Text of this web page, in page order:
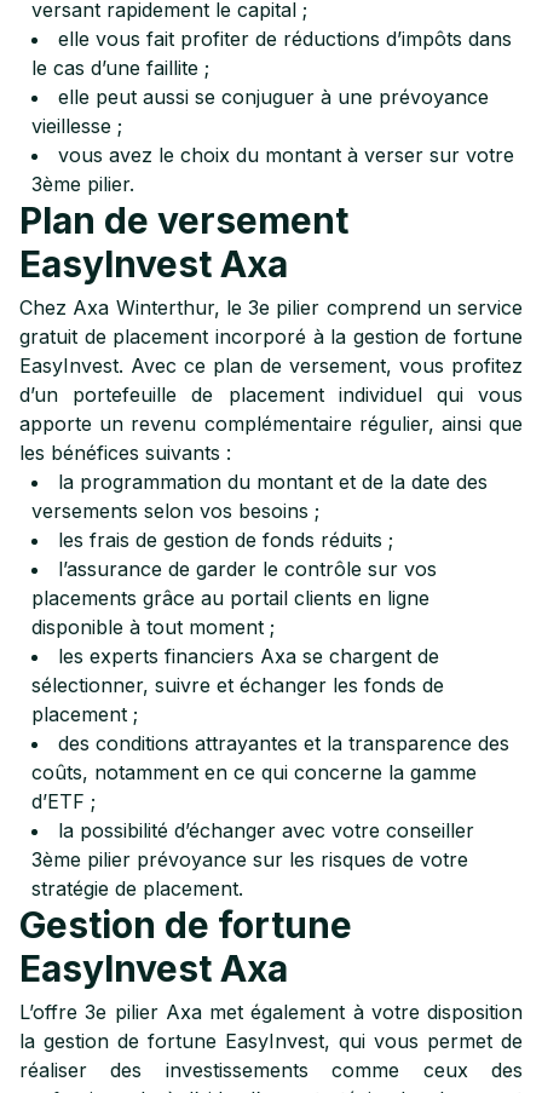
versant rapidement le capital ;
elle vous fait profiter de réductions d’impôts dans
le cas d’une faillite ;
elle peut aussi se conjuguer à une prévoyance
vieillesse ;
vous avez le choix du montant à verser sur votre
3ème pilier.
Plan de versement
EasyInvest Axa
Chez Axa Winterthur, le 3e pilier comprend un service
gratuit de placement incorporé à la gestion de fortune
EasyInvest. Avec ce plan de versement, vous profitez
d’un portefeuille de placement individuel qui vous
apporte un revenu complémentaire régulier, ainsi que
les bénéfices suivants :
la programmation du montant et de la date des
versements selon vos besoins ;
les frais de gestion de fonds réduits ;
l’assurance de garder le contrôle sur vos
placements grâce au portail clients en ligne
disponible à tout moment ;
les experts financiers Axa se chargent de
sélectionner, suivre et échanger les fonds de
placement ;
des conditions attrayantes et la transparence des
coûts, notamment en ce qui concerne la gamme
d’ETF ;
la possibilité d’échanger avec votre conseiller
3ème pilier prévoyance sur les risques de votre
stratégie de placement.
Gestion de fortune
EasyInvest Axa
L’offre 3e pilier Axa met également à votre disposition
la gestion de fortune EasyInvest, qui vous permet de
réaliser des investissements comme ceux des